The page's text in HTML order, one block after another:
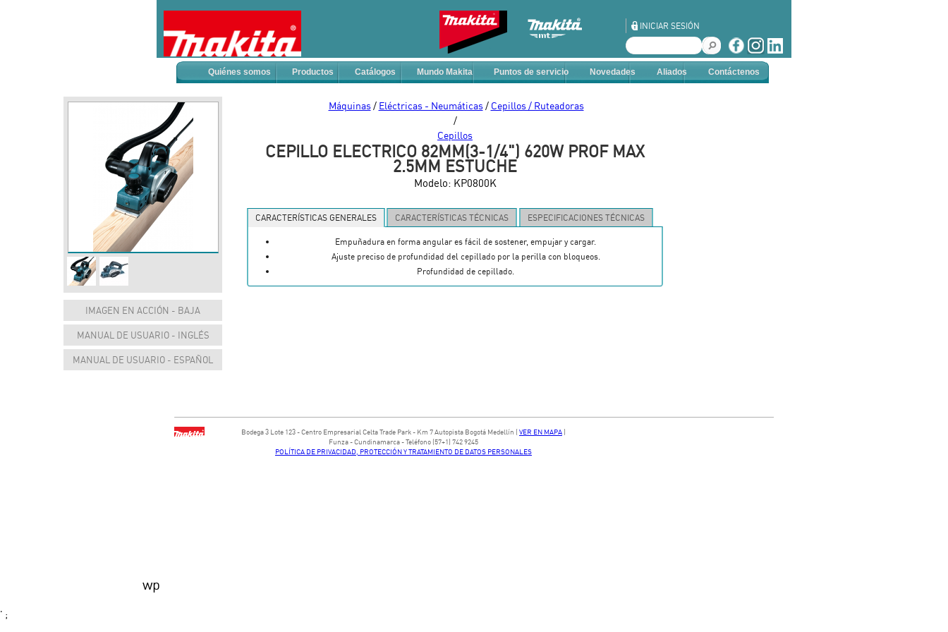
Ir al contenido
INICIAR SESIÓN
B
u
s
n
e
s
IMAGEN EN ACCIÓN - BAJA
MANUAL DE USUARIO - INGLÉS
MANUAL DE USUARIO - ESPAÑOL
Máquinas / Eléctricas - Neumáticas / Cepillos / Ruteadoras
/
Cepillos
CEPILLO ELECTRICO 82MM(3-1/4") 620W PROF MAX
2.5MM ESTUCHE
Modelo: KP0800K
CARACTERÍSTICAS GENERALES CARACTERÍSTICAS TÉCNICAS ESPECIFICACIONES TÉCNICAS
Empuñadura en forma angular es fácil de sostener, empujar y cargar.
Ajuste preciso de profundidad del cepillado por la perilla con bloqueos.
Profundidad de cepillado.
Quiénes somos Productos Catálogos Mundo Makita Puntos de servicio Novedades Aliados Contáctenos
Bodega ​3 Lote ​123 - ​Centro Empresarial Celta Trade Park - ​Km 7 Autopista Bogotá Medellín​ ( VER EN MAPA )
​Funza - Cundinamarca - Teléfono (57+1) 742 9245
POLÍTICA DE PRIVACIDAD, PROTECCIÓN Y TRATAMIENTO DE DATOS PERSONALES
wp
' ;